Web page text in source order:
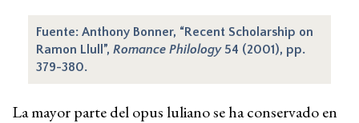
Fuente: Anthony Bonner, “Recent Scholarship on
Ramon Llull”, Romance Philology54 (2001), pp.
379-380.
La mayor parte del opus luliano se ha conservado en